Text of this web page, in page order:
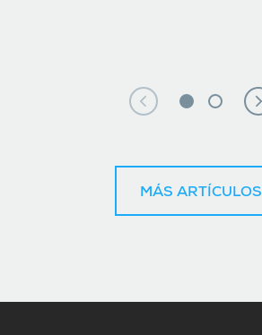
MÁS ARTÍCULOS